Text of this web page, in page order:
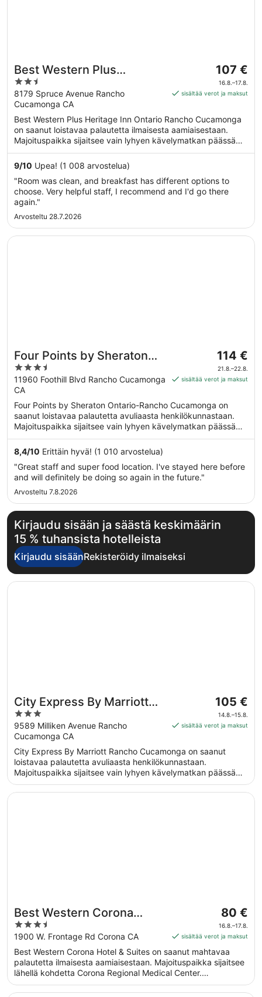
Best Western Plus
Heritage Inn Ontario
Rancho Cucamonga
2.5
out
of
5
8179 Spruce Avenue Rancho
Cucamonga CA
Hinta
on
107 €
ajalle
16.8.
107 €
16.8.–17.8.
sisältää verot ja maksut
Best Western Plus Heritage Inn Ontario Rancho Cucamonga
on saanut loistavaa palautetta ilmaisesta aamiaisestaan.
Majoituspaikka sijaitsee vain lyhyen kävelymatkan päässä
kohteesta Kindred Hospital Rancho. Majoituspaikka tarjoaa
asiakkailleen esimerkiksi ilmaisen Wi-Fi-yhteyden yleisissä
tiloissa, ilmaisen omatoimisen pysäköinnin ja ilmaiset
lentokenttäkuljetukset.
9/10 Upea! (1 008 arvostelua)
"Room was clean, and breakfast has different options to
choose. Very helpful staff, I recommend and I'd go there
again."
Arvosteltu 28.7.2026
Four Points by Sheraton
Ontario-Rancho
Cucamonga
3.5
out
of
5
11960 Foothill Blvd Rancho Cucamonga
CA
Hinta
on
114 €
yö
ajalle
21.8.
viiva
114 €
21.8.–22.8.
sisältää verot ja maksut
Four Points by Sheraton Ontario-Rancho Cucamonga on
saanut loistavaa palautetta avuliaasta henkilökunnastaan.
Majoituspaikka sijaitsee vain lyhyen kävelymatkan päässä
kohteesta Victoria Gardens (puisto). Majoituspaikka tarjoaa
esimerkiksi ilmaisen Wi-Fi-yhteyden yleisissä tiloissa, ilmaiset
alueelliset kuljetukset ja ulkouima-altaan.
8,4/10 Erittäin hyvä! (1 010 arvostelua)
"Great staff and super food location. I've stayed here before
and will definitely be doing so again in the future."
Arvosteltu 7.8.2026
Avautuu uuteen ikkunaan
Four Points by Sheraton Ontario-Rancho Cucamonga
Kirjaudu sisään ja säästä keskimäärin
15 % tuhansista hotelleista
Kirjaudu sisäänRekisteröidy ilmaiseksi
City Express By Marriott
Rancho Cucamonga
3
out
of
5
9589 Milliken Avenue Rancho
Cucamonga CA
Hinta
on
105 €
yö
ajalle
14.8.
viiva
15.8.
105 €
14.8.–15.8.
sisältää verot ja maksut
City Express By Marriott Rancho Cucamonga on saanut
loistavaa palautetta avuliaasta henkilökunnastaan.
Majoituspaikka sijaitsee vain lyhyen kävelymatkan päässä
kohteesta Ontario Mills Shopping Mall (ostoskeskus).
Majoituspaikka tarjoaa esimerkiksi ilmaisen aamiaisen,
Avautuu uuteen ikkunaan
City Express By Marriott Rancho Cucamonga
Best Western Corona
Hotel & Suites
3.5
out
of
5
1900 W. Frontage Rd Corona CA
Hinta
on
80 €
yö
ajalle
viiva
80 €
16.8.–17.8.
sisältää verot ja maksut
Best Western Corona Hotel & Suites on saanut mahtavaa
palautetta ilmaisesta aamiaisestaan. Majoituspaikka sijaitsee
lähellä kohdetta Corona Regional Medical Center.
Majoituspaikka tarjoaa esimerkiksi ilmaisen Wi-Fi-yhteyden
yleisissä tiloissa, ilmaisen omatoimisen pysäköinnin ja
Avautuu uuteen ikkunaan
Best Western Corona Hotel & Suites